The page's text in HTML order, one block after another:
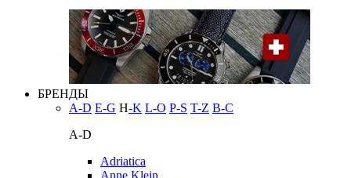
БРЕНДЫ
A-D E-G H-K L-O P-S T-Z В-С
A-D
Adriatica
Anne Klein